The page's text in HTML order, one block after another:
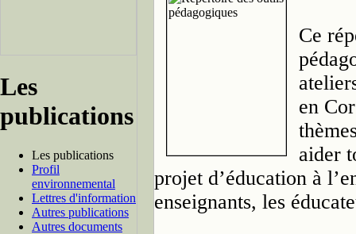
Les
publications
Les publications
Profil
environnemental
Lettres d'information
Autres publications
Autres documents
Ce
en
aider
projet d’éducation à
enseignants, les